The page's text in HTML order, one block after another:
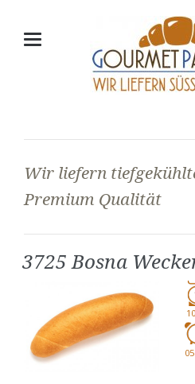
Wir liefern
Premium Qualität
3725 Bosna